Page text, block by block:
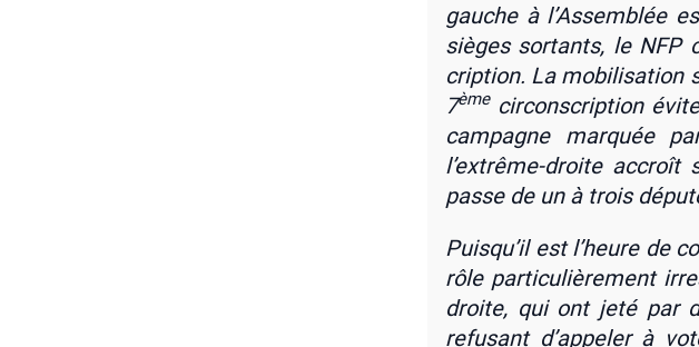
gauche à l’Assemblée
sièges sor­tants, le NFP
crip­tion. La mobi­li­sa­tion
7èmecir­cons­crip­tion évite
cam­pagne mar­quée
l’extrême-droite accroît
passe de un à trois
Puisqu’il est l’heure de
rôle par­ti­cu­liè­re­ment
droite, qui ont jeté par
refu­sant d’appeler à